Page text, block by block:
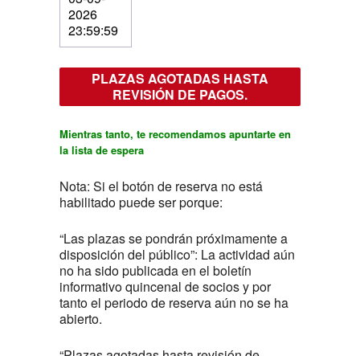
2026
23:59:59
PLAZAS AGOTADAS HASTA
REVISIÓN DE PAGOS.
Mientras tanto, te recomendamos apuntarte en
la lista de espera
Nota: Si el botón de reserva no está
habilitado puede ser porque:
“Las plazas se pondrán próximamente a
disposición del público”: La actividad aún
no ha sido publicada en el boletín
informativo quincenal de socios y por
tanto el periodo de reserva aún no se ha
abierto.